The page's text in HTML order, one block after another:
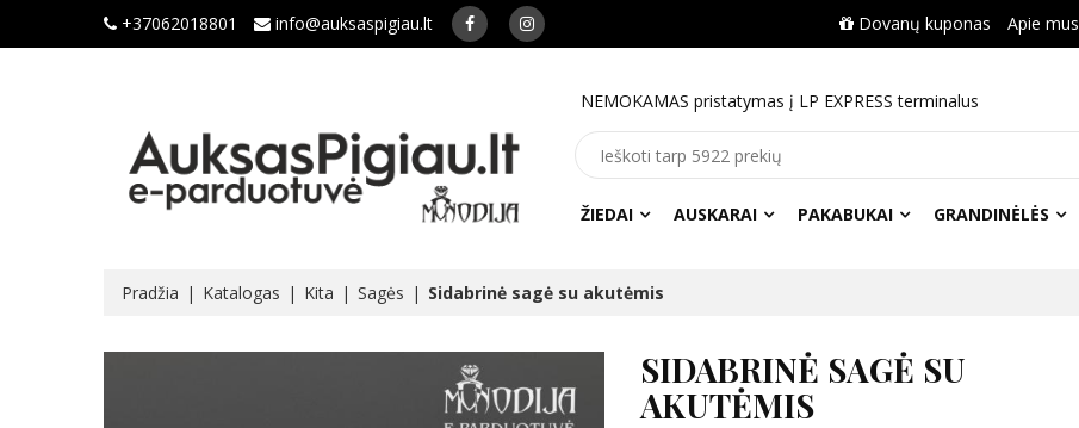
+37062018801 info@auksaspigiau.lt Dovanų kuponas Apie mus
NEMOKAMAS pristatymas į LP EXPRESS terminalus
ŽIEDAI AUSKARAI PAKABUKAI GRANDINĖLĖS
Pradžia Katalogas Kita Sagės Sidabrinė sagė su akutėmis
SIDABRINĖ SAGĖ SU
AKUTĖMIS